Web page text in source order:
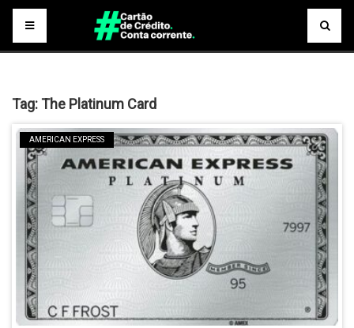
Tag: The Platinum Card
AMERICAN EXPRESS